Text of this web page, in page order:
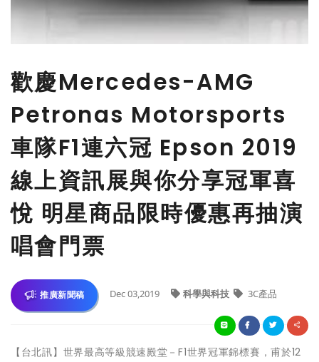
歡慶Mercedes-AMG
Petronas Motorsports
車隊F1連六冠 Epson 2019
線上資訊展與你分享冠軍喜
悅 明星商品限時優惠再抽演
唱會門票
推廣新聞稿 Dec 03,2019 科學與科技 3C產品
【台北訊】世界最高等級競速殿堂－F1世界冠軍錦標賽，甫於12